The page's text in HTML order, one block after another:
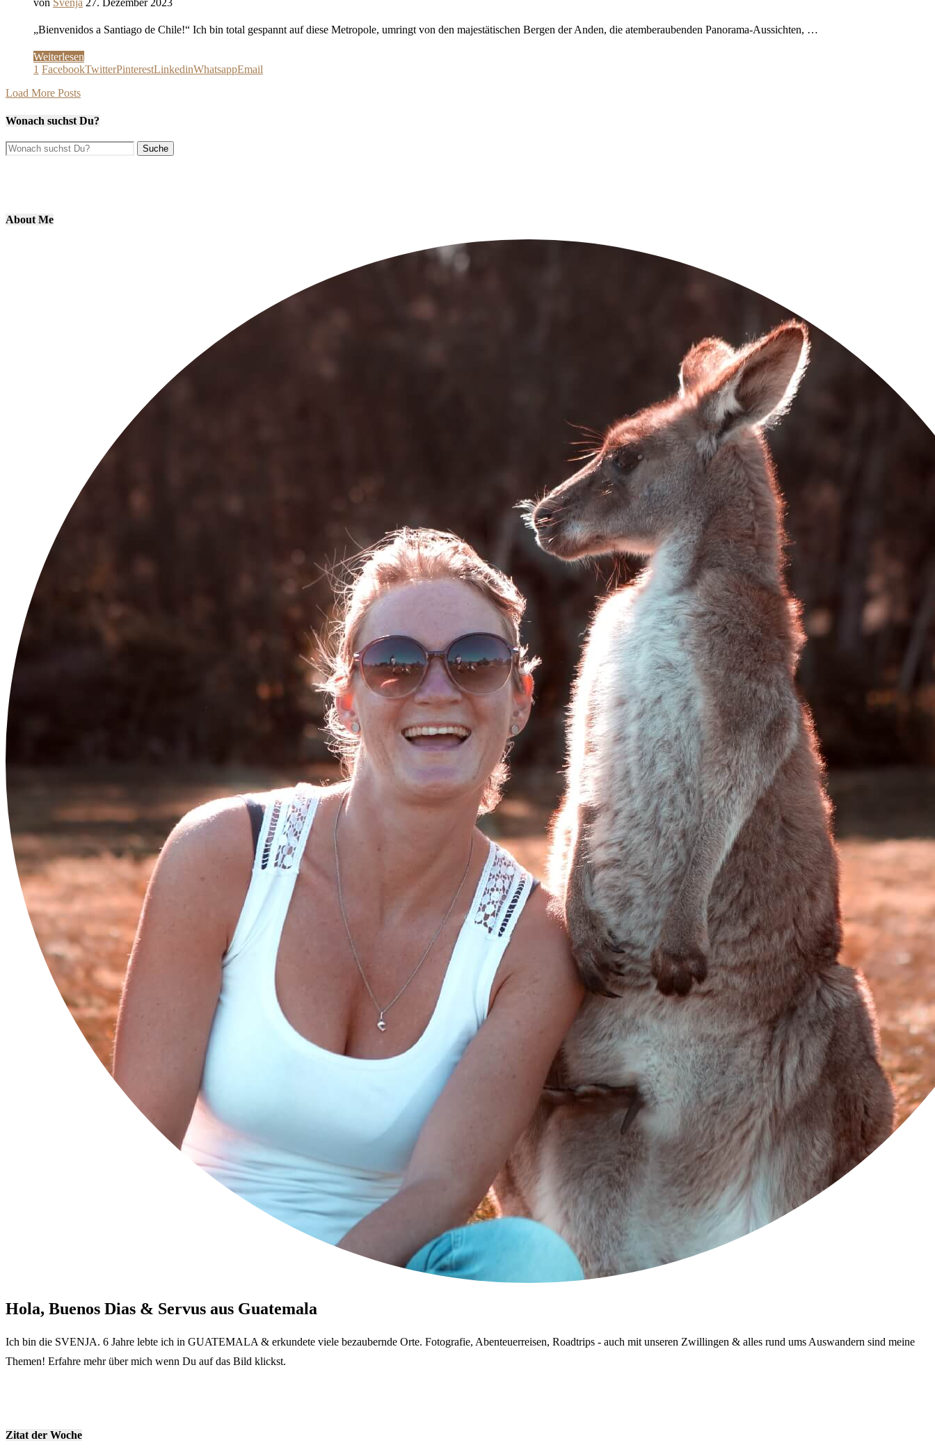
von Svenja 27. Dezember 2023
„Bienvenidos a Santiago de Chile!“ Ich bin total gespannt auf diese Metropole, umringt von den majestätischen Bergen der Anden, die atemberaubenden Panorama-Aussichten, …
Weiterlesen
1 FacebookTwitterPinterestLinkedinWhatsappEmail
Load More Posts
Wonach suchst Du?
About Me
Hola, Buenos Dias & Servus aus Guatemala
Ich bin die SVENJA. 6 Jahre lebte ich in GUATEMALA & erkundete viele bezaubernde Orte. Fotografie, Abenteuerreisen, Roadtrips - auch mit unseren Zwillingen & alles rund ums Auswandern sind meine
Themen! Erfahre mehr über mich wenn Du auf das Bild klickst.
Zitat der Woche